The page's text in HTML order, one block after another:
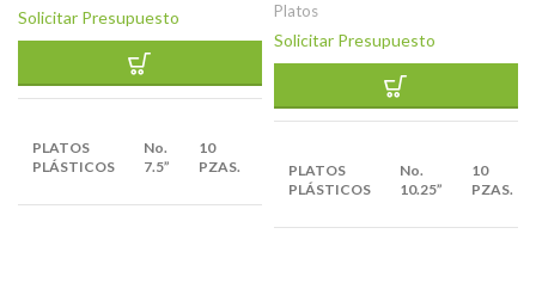
Solicitar Presupuesto
PLATOS
PLÁSTICOS
No.
7.5”
10
PZAS.
BULTOS
Platos
Solicitar Presupuesto
PLATOS
PLÁSTICOS
No.
10.25”
10
PZAS.